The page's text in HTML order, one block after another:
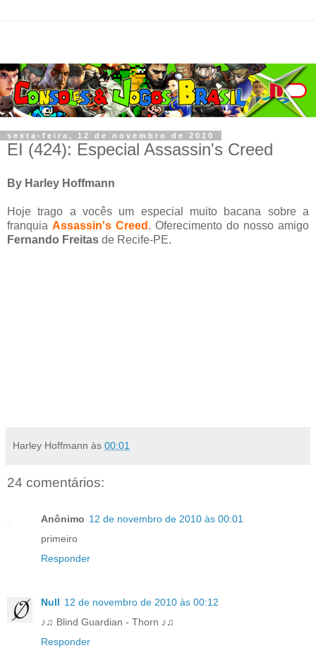
sexta-feira, 12 de novembro de 2010
EI (424): Especial Assassin's Creed
By Harley Hoffmann
Hoje trago a vocês um especial muito bacana sobre a
franquia Assassin's Creed . Oferecimento do nosso amigo
Fernando Freitas de Recife-PE.
Harley Hoffmann às 00:01
24 comentários:
Anônimo 12 de novembro de 2010 às 00:01
primeiro
Responder
Null 12 de novembro de 2010 às 00:12
♪♫ Blind Guardian - Thorn ♪♫
Responder